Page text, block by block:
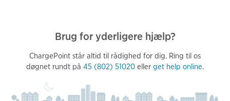
Brug for yderligere hjælp?
ChargePoint står altid til rådighed for dig. Ring til os
døgnet rundt på 45 (802) 51020 eller get help online.